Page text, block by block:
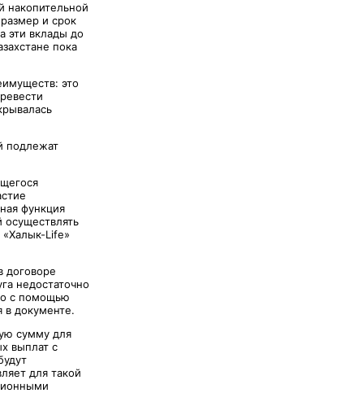
накопительной
и срок
эти вклады до
пока
это
подлежат
функция
осуществлять
Life»
договоре
недостаточно
с помощью
в документе.
сумму для
выплат с
для такой